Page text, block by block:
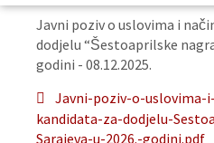
Javni poziv o uslovima i
dodjelu “Šestoaprilske
godini - 08.12.2025.
Javni-poziv-o-uslovima-
kandidata-za-dodjelu-
Sarajeva-u-2026.-godini.pdf